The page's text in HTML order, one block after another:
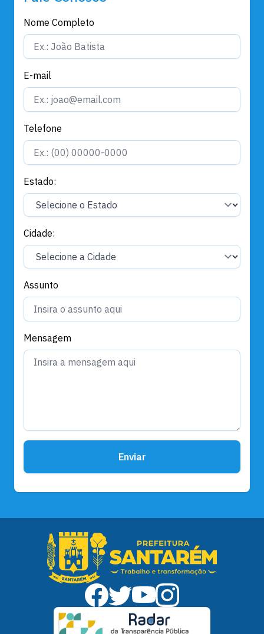
Nome Completo
E-mail
Telefone
Estado:
Cidade:
Assunto
Mensagem
Enviar